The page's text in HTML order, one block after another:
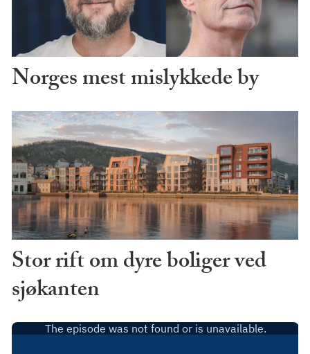
Norges mest mislykkede by
Stor rift om dyre boliger ved
sjøkanten